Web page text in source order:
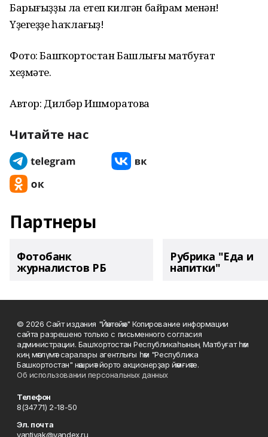
Барығыҙҙы ла етеп килгән байрам менән!
Үҙегеҙҙе һаҡлағыҙ!
Фото: Башҡортостан Башлығы матбуғат
хеҙмәте.
Автор: Дилбәр Ишморатова
Читайте нас
Партнеры
Фотобанк
журналистов РБ
Рубрика "Еда и
напитки"
© 2026 Сайт издания "Йәнтөйәк" Копирование информации
сайта разрешено только с письменного согласия
администрации. Башҡортостан Республикаһының Матбуғат һәм
киң мәғлүмәт саралары агентлығы һәм "Республика
Башкортостан" нәшриәт йорто акционерҙар йәмғиәте.
Об использовании персональных данных
Телефон
8(34771) 2-18-50
Эл. почта
yantiyak@yandex.ru